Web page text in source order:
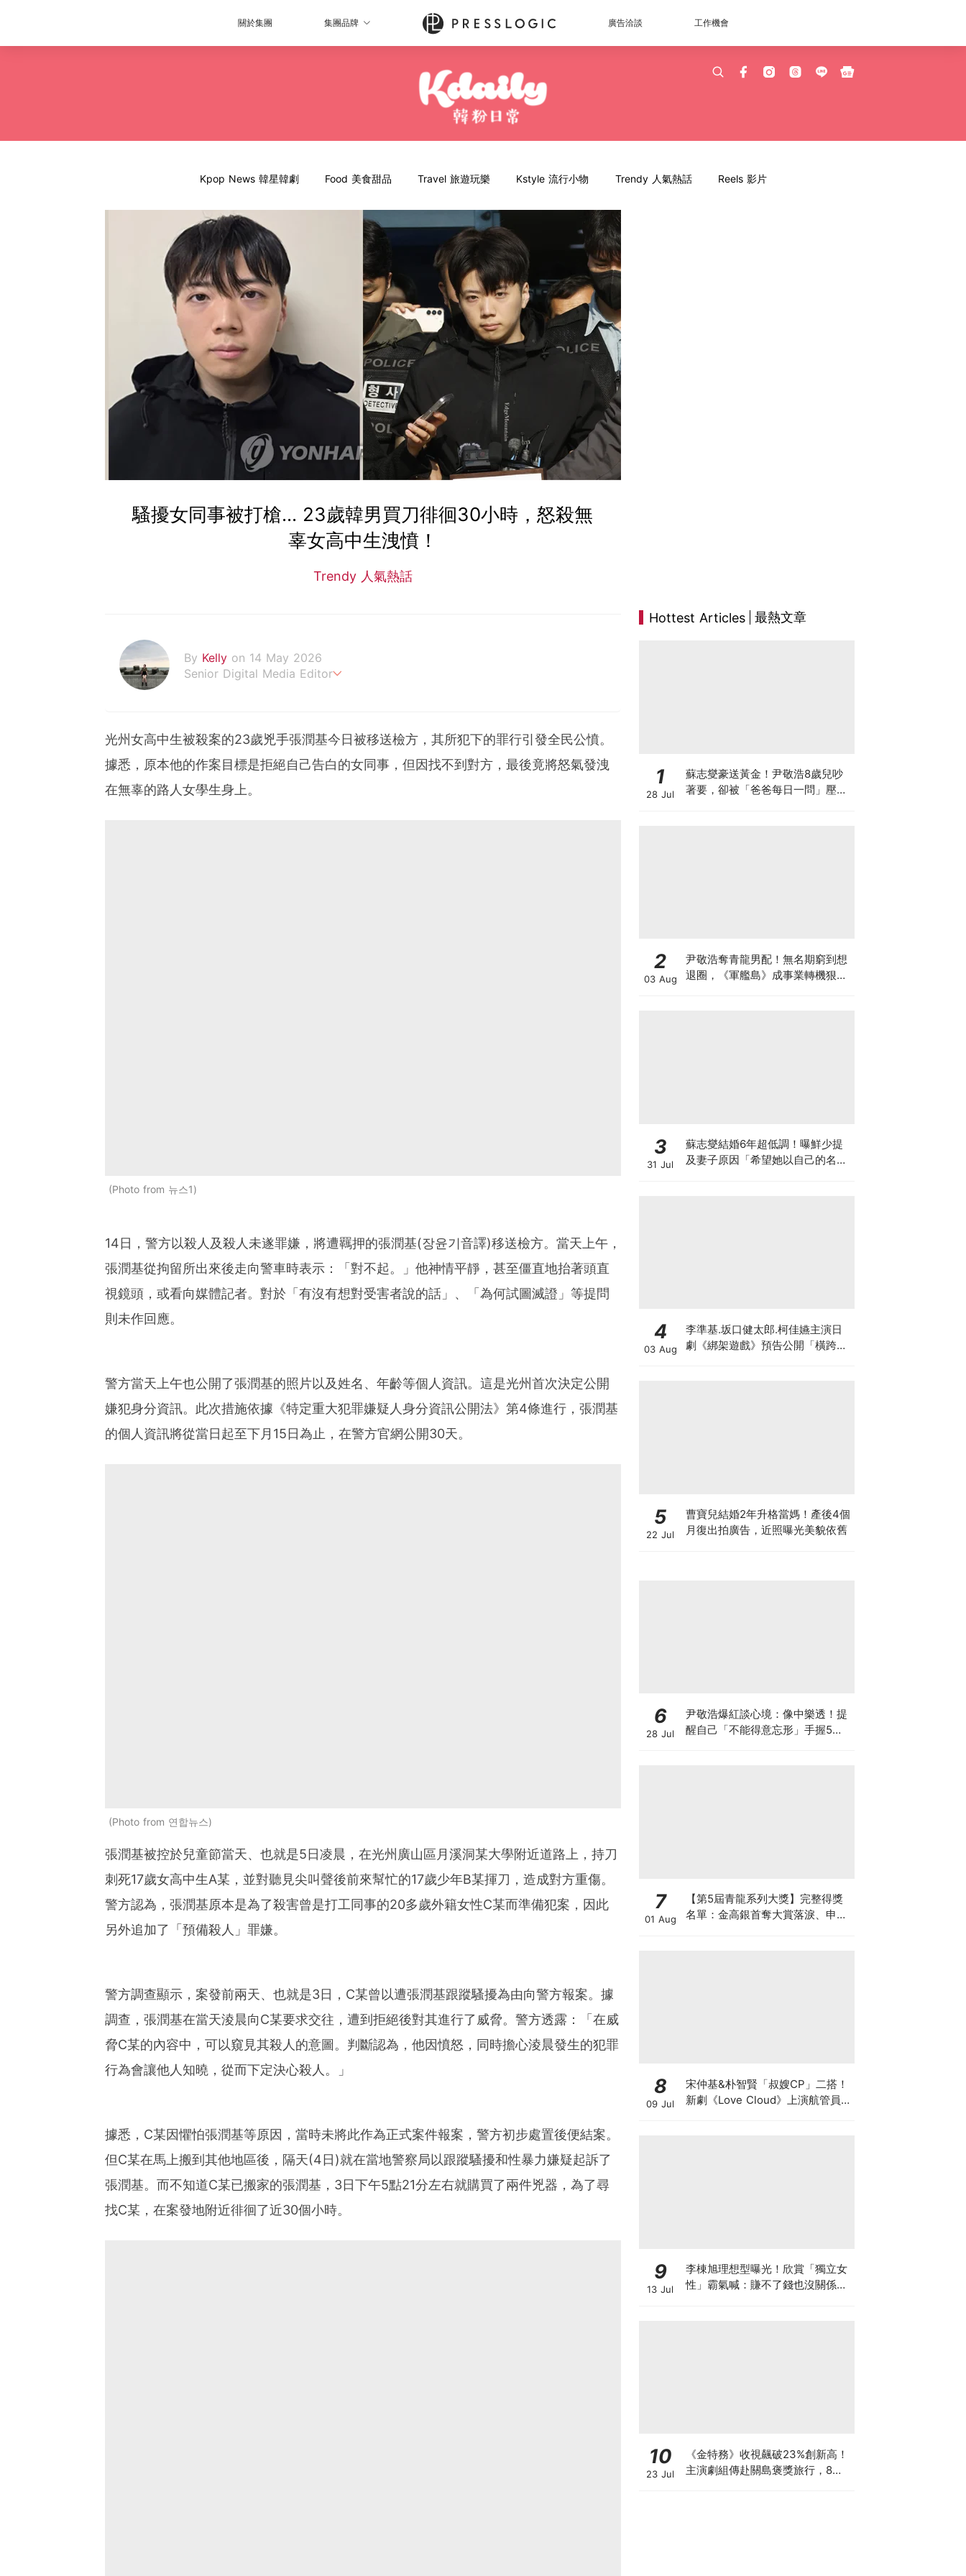
關於集團 集團品牌 廣告洽談 工作機會
Kpop News 韓星韓劇 Food 美食甜品 Travel 旅遊玩樂 Kstyle 流行小物 Trendy 人氣熱話 Reels 影片
騷擾女同事被打槍... 23歲韓男買刀徘徊30小時，怒殺無
辜女高中生洩憤！
Trendy 人氣熱話
By Kelly on 14 May 2026
Senior Digital Media Editor
光州女高中生被殺案的23歲兇手張潤基今日被移送檢方，其所犯下的罪行引發全民公憤。
據悉，原本他的作案目標是拒絕自己告白的女同事，但因找不到對方，最後竟將怒氣發洩
在無辜的路人女學生身上。
Photo from 뉴스1
14日，警方以殺人及殺人未遂罪嫌，將遭羈押的張潤基(장윤기音譯)移送檢方。當天上午，
張潤基從拘留所出來後走向警車時表示：「對不起。」他神情平靜，甚至僵直地抬著頭直
視鏡頭，或看向媒體記者。對於「有沒有想對受害者說的話」、「為何試圖滅證」等提問
則未作回應。
警方當天上午也公開了張潤基的照片以及姓名、年齡等個人資訊。這是光州首次決定公開
嫌犯身分資訊。此次措施依據《特定重大犯罪嫌疑人身分資訊公開法》第4條進行，張潤基
的個人資訊將從當日起至下月15日為止，在警方官網公開30天。
Photo from 연합뉴스
張潤基被控於兒童節當天、也就是5日凌晨，在光州廣山區月溪洞某大學附近道路上，持刀
刺死17歲女高中生A某，並對聽見尖叫聲後前來幫忙的17歲少年B某揮刀，造成對方重傷。
警方認為，張潤基原本是為了殺害曾是打工同事的20多歲外籍女性C某而準備犯案，因此
另外追加了「預備殺人」罪嫌。
警方調查顯示，案發前兩天、也就是3日，C某曾以遭張潤基跟蹤騷擾為由向警方報案。據
調查，張潤基在當天淩晨向C某要求交往，遭到拒絕後對其進行了威脅。警方透露：「在威
脅C某的內容中，可以窺見其殺人的意圖。判斷認為，他因憤怒，同時擔心淩晨發生的犯罪
行為會讓他人知曉，從而下定決心殺人。」
據悉，C某因懼怕張潤基等原因，當時未將此作為正式案件報案，警方初步處置後便結案。
但C某在馬上搬到其他地區後，隔天(4日)就在當地警察局以跟蹤騷擾和性暴力嫌疑起訴了
張潤基。而不知道C某已搬家的張潤基，3日下午5點21分左右就購買了兩件兇器，為了尋
找C某，在案發地附近徘徊了近30個小時。
Hottest Articles 最熱文章
1
28 Jul
蘇志燮豪送黃金！尹敬浩8歲兒吵
著要，卻被「爸爸每日一問」壓力
2
03 Aug
尹敬浩奪青龍男配！無名期窮到想
退圈，《軍艦島》成事業轉機狠甩
3
31 Jul
蘇志燮結婚6年超低調！曝鮮少提
及妻子原因「希望她以自己的名字
4
03 Aug
李準基.坂口健太郎.柯佳嬿主演日
劇《綁架遊戲》預告公開「橫跨亞
5
22 Jul
曹寶兒結婚2年升格當媽！產後4個
月復出拍廣告，近照曝光美貌依舊
6
28 Jul
尹敬浩爆紅談心境：像中樂透！提
醒自己「不能得意忘形」手握5部
7
01 Aug
【第5屆青龍系列大獎】完整得獎
名單：金高銀首奪大賞落淚、申惠
8
09 Jul
宋仲基&朴智賢「叔嫂CP」二搭！
新劇《Love Cloud》上演航管員x
9
13 Jul
李棟旭理想型曝光！欣賞「獨立女
性」霸氣喊：賺不了錢也沒關係，
10
23 Jul
《金特務》收視飆破23%創新高！
主演劇組傳赴關島褒獎旅行，8月